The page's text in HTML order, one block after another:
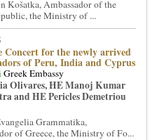
Košatka, Ambassador of the
the Ministry of ...
Concert for the newly arrived
of Peru, India and Cyprus
Greek Embassy
Olivares, HE Manoj Kumar
and HE Pericles Demetriou
Grammatika,
of Greece, the Ministry of Fo...